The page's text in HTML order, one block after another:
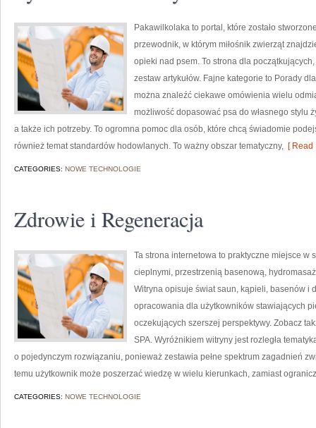
Pakawilkolaka to portal, które zostało
przewodnik, w którym miłośnik zwierząt
opieki nad psem. To strona dla
zestaw artykułów. Fajne kategorie to Porady
można znaleźć ciekawe omówienia wielu
możliwość dopasować psa do własnego stylu
a także ich potrzeby. To ogromna pomoc dla osób, które chcą świadomie
również temat standardów hodowlanych. To ważny obszar tematyczny, [ Read
CATEGORIES: NOWE TECHNOLOGIE
Zdrowie i Regeneracja
Ta strona internetowa to praktyczne miejsce
cieplnymi, przestrzenią basenową,
Witryna opisuje świat saun, kąpieli, basenów i
opracowania dla użytkowników stawiających
oczekujących szerszej perspektywy. Zobacz
SPA. Wyróżnikiem witryny jest rozległa
o pojedynczym rozwiązaniu, ponieważ zestawia pełne spektrum zagadnień
temu użytkownik może poszerzać wiedzę w wielu kierunkach, zamiast
CATEGORIES: NOWE TECHNOLOGIE